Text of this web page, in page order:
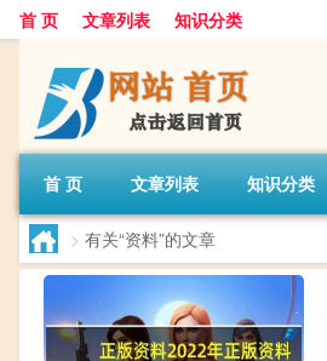
首 页 文章列表 知识分类
首 页 文章列表 知识分类
> 有关“资料”的文章